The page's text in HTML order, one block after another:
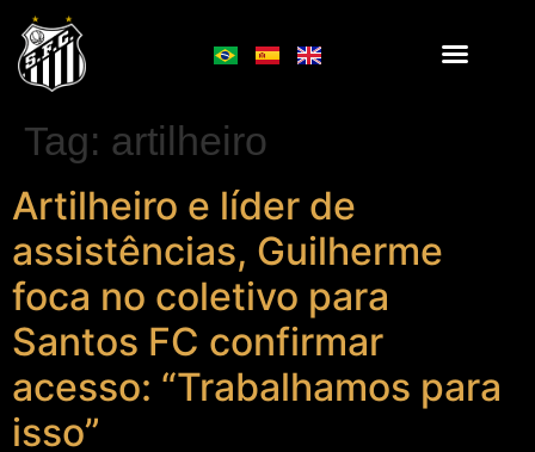
Tag: artilheiro
Artilheiro e líder de
assistências, Guilherme
foca no coletivo para
Santos FC confirmar
acesso: “Trabalhamos para
isso”